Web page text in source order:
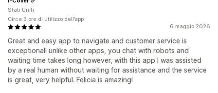
6 maggio 2026
Great and easy app to navigate and customer service is
exceptional! unlike other apps, you chat with robots and
waiting time takes long however, with this app I was assisted
by a real human without waiting for assistance and the service
is great, very helpful. Felicia is amazing!
Stati Uniti
Circa 3 ore di utilizzo dell’app